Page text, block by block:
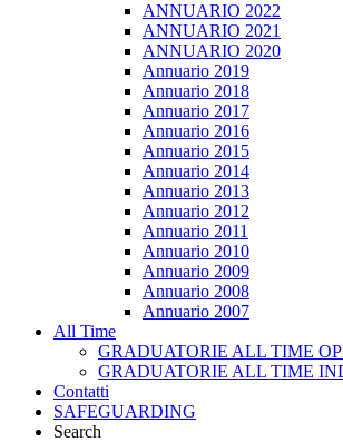
ANNUARIO 2022
ANNUARIO 2021
ANNUARIO 2020
Annuario 2019
Annuario 2018
Annuario 2017
Annuario 2016
Annuario 2015
Annuario 2014
Annuario 2013
Annuario 2012
Annuario 2011
Annuario 2010
Annuario 2009
Annuario 2008
Annuario 2007
All Time
GRADUATORIE ALL TIME
GRADUATORIE ALL TIME
Contatti
SAFEGUARDING
Search